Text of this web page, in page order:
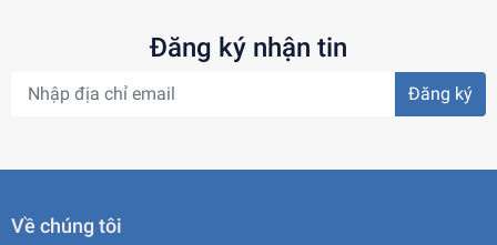
Đăng ký nhận tin
Đăng ký
Về chúng tôi